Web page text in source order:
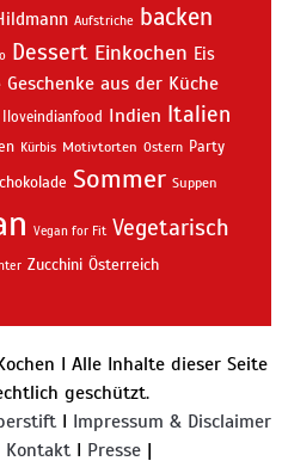
Aufstriche backen
Dessert Einkochen Eis
Geschenke aus der Küche
Iloveindianfood Indien Italien
Kürbis Motivtorten Ostern Party
Sommer Suppen
Vegan for Fit Vegetarisch
Zucchini Österreich
I Alle Inhalte dieser Seite
geschützt.
I Impressum & Disclaimer
KontaktI Presse |